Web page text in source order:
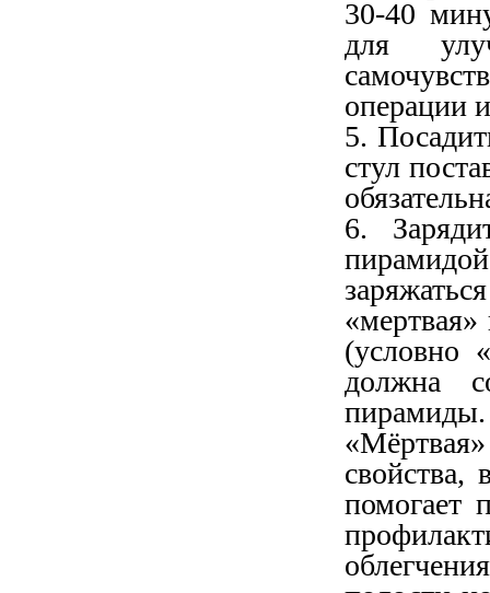
30-40
для
операции
5.
стул
6.
(условно
должна
пирамиды.
свойства,
помогает